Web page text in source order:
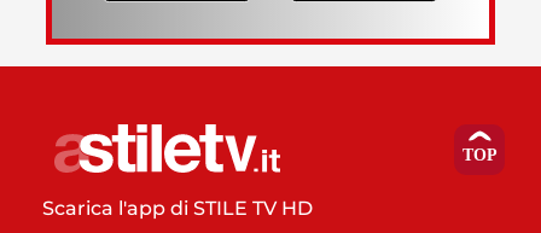
Scarica l'app di STILE TV HD